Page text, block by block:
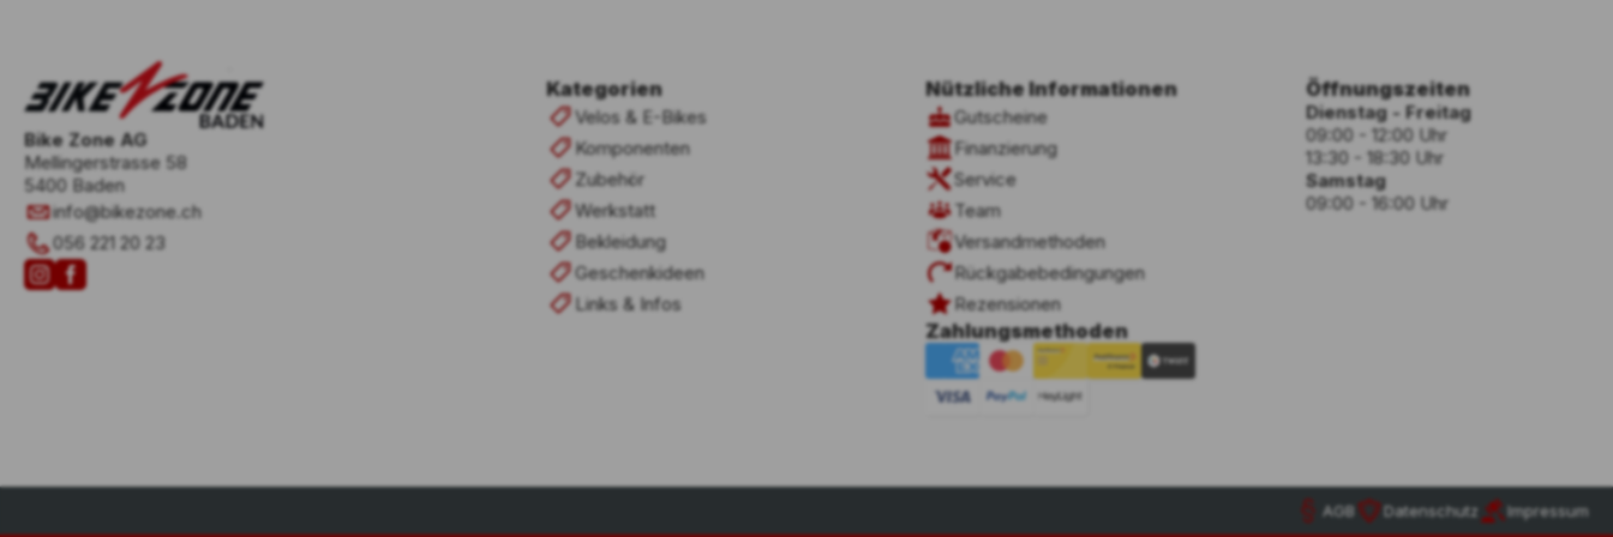
Bike Zone AG
Mellingerstrasse 58
5400 Baden
info@bikezone.ch
056 221 20 23
Kategorien
Velos & E-Bikes
Komponenten
Zubehör
Werkstatt
Bekleidung
Geschenkideen
Links & Infos
Nützliche Informationen
Gutscheine
Finanzierung
Service
Team
Versandmethoden
Rückgabebedingungen
Rezensionen
Zahlungsmethoden
Öffnungszeiten
Dienstag - Freitag
09:00 - 12:00 Uhr
13:30 - 18:30 Uhr
Samstag
09:00 - 16:00 Uhr
AGB Datenschutz Impressum